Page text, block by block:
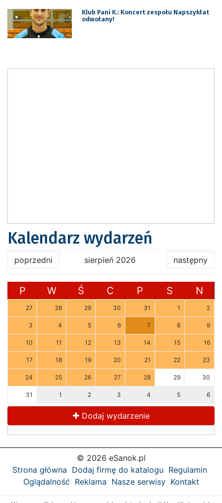
Klub Pani K.: Koncert zespołu Napszykłat
odwołany!
Kalendarz wydarzeń
poprzedni sierpień 2026 następny
P W Ś C P S N
27 28 29 30 31 1 2
3 4 5 6 7 8 9
10 11 12 13 14 15 16
17 18 19 20 21 22 23
24 25 26 27 28 29 30
31 1 2 3 4 5 6
Dodaj wydarzenie
© 2026 eSanok.pl
Strona główna Dodaj firmę do katalogu Regulamin
Oglądalność Reklama Nasze serwisy Kontakt